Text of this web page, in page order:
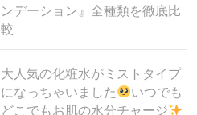
ンデーション』全種類を徹底比
較
大人気の化粧水がミストタイプ
になっちゃいました
いつでも
どこでもお肌の水分チャージ